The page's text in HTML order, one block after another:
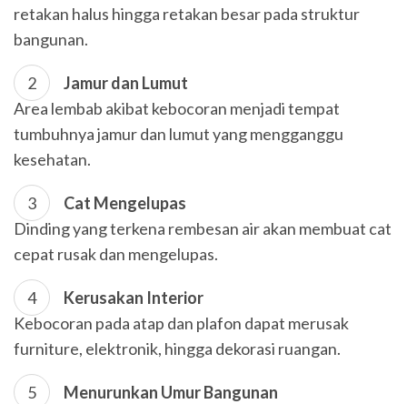
retakan halus hingga retakan besar pada struktur
bangunan.
Jamur dan Lumut
Area lembab akibat kebocoran menjadi tempat
tumbuhnya jamur dan lumut yang mengganggu
kesehatan.
Cat Mengelupas
Dinding yang terkena rembesan air akan membuat cat
cepat rusak dan mengelupas.
Kerusakan Interior
Kebocoran pada atap dan plafon dapat merusak
furniture, elektronik, hingga dekorasi ruangan.
Menurunkan Umur Bangunan